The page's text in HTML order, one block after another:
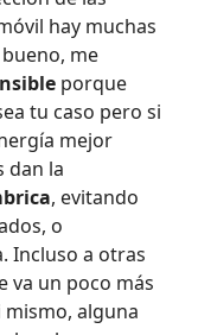
hay muchas
me
porque
tu caso pero si
mejor
dan la
, evitando
o
Incluso a otras
va un poco más
alguna